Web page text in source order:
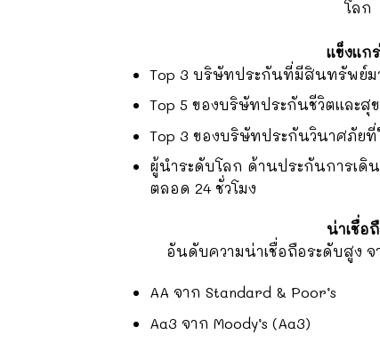
โลก
แข็งแก
Top 3 บริษัทประกันที่มีสินทรัพย์
Top 5 ของบริษัทประกันชีวิตและ
Top 3 ของบริษัทประกันวินาศภั
ผู้นำระดับโลก ด้านประกันการเดิ
ตลอด 24 ชั่วโมง
น่าเชื่อ
อันดับความน่าเชื่อถือระดับสูง
AA จาก Standard & Poor’s
Aa3 จาก Moody’s (Aa3)